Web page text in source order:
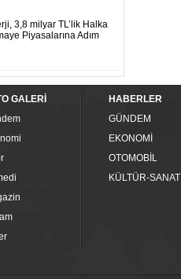
3,8 milyar TL’lik Halka
Piyasalarına Adım
GALERİ
HABERLER
GÜNDEM
EKONOMİ
OTOMOBİL
KÜLTÜR-SANAT